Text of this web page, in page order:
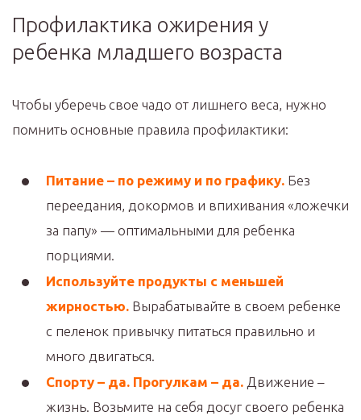
Профилактика ожирения у
ребенка младшего возраста
Чтобы уберечь свое чадо от лишнего веса, нужно
помнить основные правила профилактики:
Питание – по режиму и по графику. Без
переедания, докормов и впихивания «ложечки
за папу» — оптимальными для ребенка
порциями.
Используйте продукты с меньшей
жирностью. Вырабатывайте в своем ребенке
с пеленок привычку питаться правильно и
много двигаться.
Спорту – да. Прогулкам – да. Движение –
жизнь. Возьмите на себя досуг своего ребенка